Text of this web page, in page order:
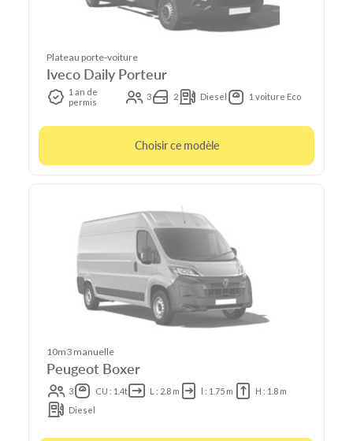
Plateau porte-voiture
Iveco Daily Porteur
1 an de
permis
3 2 Diesel 1 voiture Eco
Choisir ce modèle
10m3 manuelle
Peugeot Boxer
3 CU : 1.4t L : 2.8 m l : 1.75 m
H : 1.8 m
Diesel